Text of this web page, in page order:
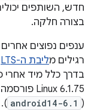
חדש, השותפים
בצורה חלקה.
ענפים נפוצים
רגילים מליבת ה-LTS
(
android14-6.1